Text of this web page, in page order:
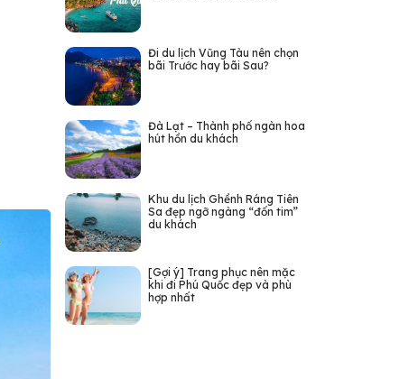
Đi du lịch Vũng Tàu nên chọn
bãi Trước hay bãi Sau?
Đà Lạt – Thành phố ngàn hoa
hút hồn du khách
Khu du lịch Ghềnh Ráng Tiên
Sa đẹp ngỡ ngàng “đốn tim”
du khách
[Gợi ý] Trang phục nên mặc
khi đi Phú Quốc đẹp và phù
hợp nhất